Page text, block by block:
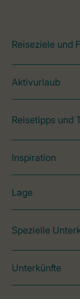
Reiseziele und
Aktivurlaub
Reisetipps und
Inspiration
Lage
Spezielle
Unterkünfte